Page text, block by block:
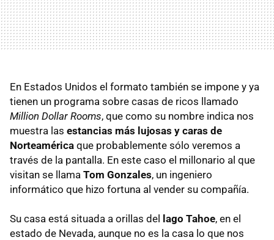
En Estados Unidos el formato también se impone y ya
tienen un programa sobre casas de ricos llamado
Million Dollar Rooms, que como su nombre indica nos
muestra las estancias más lujosas y caras de
Norteamérica que probablemente sólo veremos a
través de la pantalla. En este caso el millonario al que
visitan se llama Tom Gonzales, un ingeniero
informático que hizo fortuna al vender su compañía.
Su casa está situada a orillas del lago Tahoe, en el
estado de Nevada, aunque no es la casa lo que nos